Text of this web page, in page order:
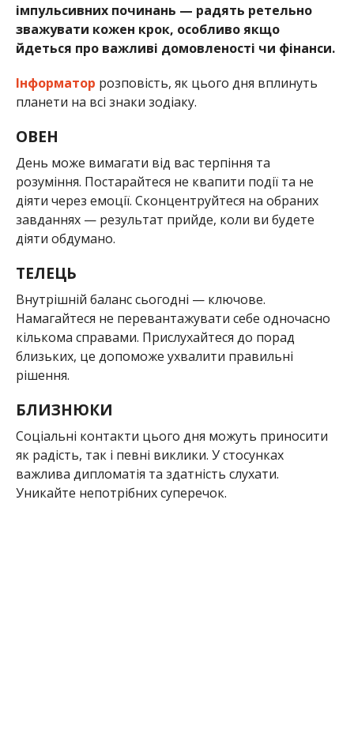
імпульсивних починань — радять ретельно
зважувати кожен крок, особливо якщо
йдеться про важливі домовленості чи фінанси.
Інформатор розповість, як цього дня вплинуть
планети на всі знаки зодіаку.
ОВЕН
День може вимагати від вас терпіння та
розуміння. Постарайтеся не квапити події та не
діяти через емоції. Сконцентруйтеся на обраних
завданнях — результат прийде, коли ви будете
діяти обдумано.
ТЕЛЕЦЬ
Внутрішній баланс сьогодні — ключове.
Намагайтеся не перевантажувати себе одночасно
кількома справами. Прислухайтеся до порад
близьких, це допоможе ухвалити правильні
рішення.
БЛИЗНЮКИ
Соціальні контакти цього дня можуть приносити
як радість, так і певні виклики. У стосунках
важлива дипломатія та здатність слухати.
Уникайте непотрібних суперечок.